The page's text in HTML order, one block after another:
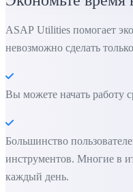
ASAP Utilities помогает
невозможно сделать
Вы можете начать работу
Большинство
инструментов. Многие в
каждый день.